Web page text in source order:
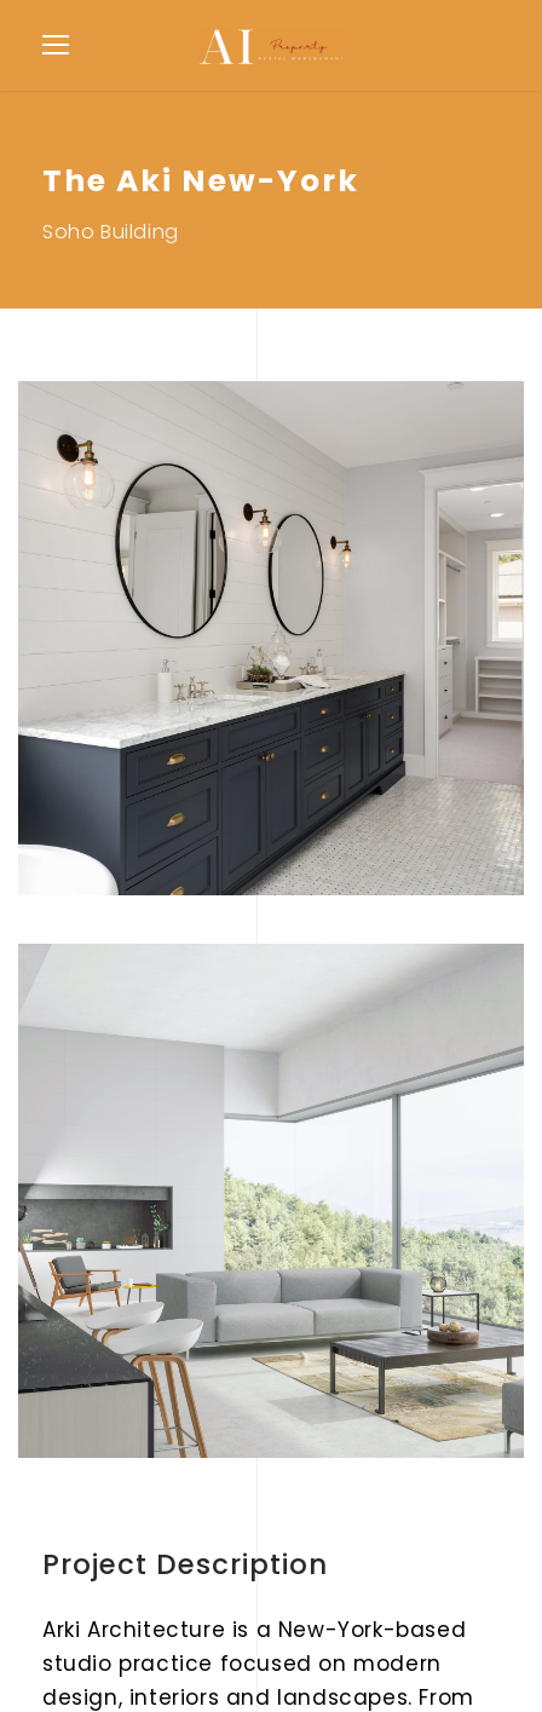
The Aki New-York
Soho Building
Project Description
Arki Architecture is a New-York-based
studio practice focused on modern
design, interiors and landscapes. From